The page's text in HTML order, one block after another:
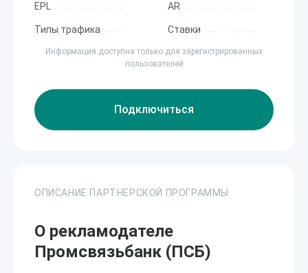
EPL AR
Типы трафика Ставки
Информация доступна только для зарегистрированных
пользователей
Подключиться
ОПИСАНИЕ ПАРТНЕРСКОЙ ПРОГРАММЫ
О рекламодателе
Промсвязьбанк (ПСБ)